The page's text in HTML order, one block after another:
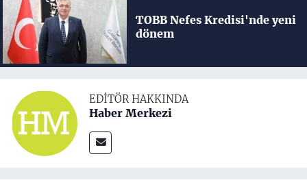
TOBB Nefes Kredisi'nde yeni
dönem
EDITÖR HAKKINDA
Haber Merkezi